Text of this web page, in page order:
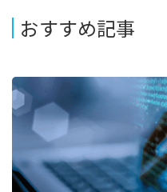
おすすめ記事